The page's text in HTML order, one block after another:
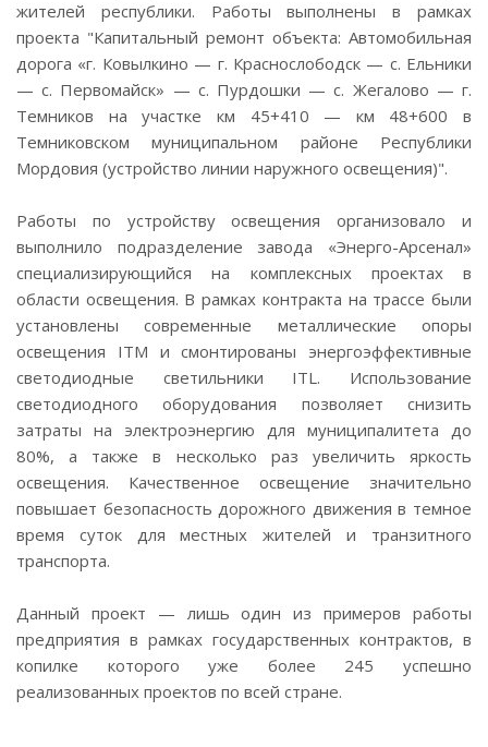
жителей республики. Работы выполнены в рамках
проекта "Капитальный ремонт объекта: Автомобильная
дорога «г. Ковылкино — г. Краснослободск — с. Ельники
— с. Первомайск» — с. Пурдошки — с. Жегалово — г.
Темников на участке км 45+410 — км 48+600 в
Темниковском муниципальном районе Республики
Мордовия (устройство линии наружного освещения)".
Работы по устройству освещения организовало и
выполнило подразделение завода «Энерго-Арсенал»
специализирующийся на комплексных проектах в
области освещения. В рамках контракта на трассе были
установлены современные металлические опоры
освещения ITM и смонтированы энергоэффективные
светодиодные светильники ITL. Использование
светодиодного оборудования позволяет снизить
затраты на электроэнергию для муниципалитета до
80%, а также в несколько раз увеличить яркость
освещения. Качественное освещение значительно
повышает безопасность дорожного движения в темное
время суток для местных жителей и транзитного
транспорта.
Данный проект — лишь один из примеров работы
предприятия в рамках государственных контрактов, в
копилке которого уже более 245 успешно
реализованных проектов по всей стране.